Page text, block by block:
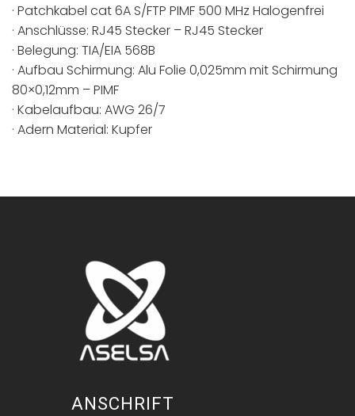
· Patchkabel cat 6A S/FTP PIMF 500 MHz Halogenfrei
· Anschlüsse: RJ45 Stecker – RJ45 Stecker
· Belegung: TIA/EIA 568B
· Aufbau Schirmung: Alu Folie 0,025mm mit Schirmung
80×0,12mm – PIMF
· Kabelaufbau: AWG 26/7
· Adern Material: Kupfer
ANSCHRIFT